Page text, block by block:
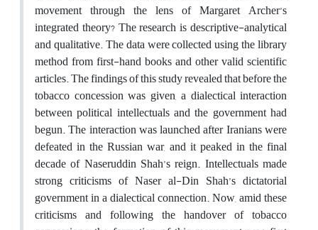
movement through the lens of Margaret Archer’s
integrated theory? The research is descriptive-analytical
and qualitative. The data were collected using the library
method from first-hand books and other valid scientific
articles. The findings of this study revealed that before the
tobacco concession was given, a dialectical interaction
between political intellectuals and the government had
begun. The interaction was launched after Iranians were
defeated in the Russian war, and it peaked in the final
decade of Naseruddin Shah’s reign. Intellectuals made
strong criticisms of Naser al-Din Shah’s dictatorial
government in a dialectical connection. Now, amid these
criticisms and following the handover of tobacco